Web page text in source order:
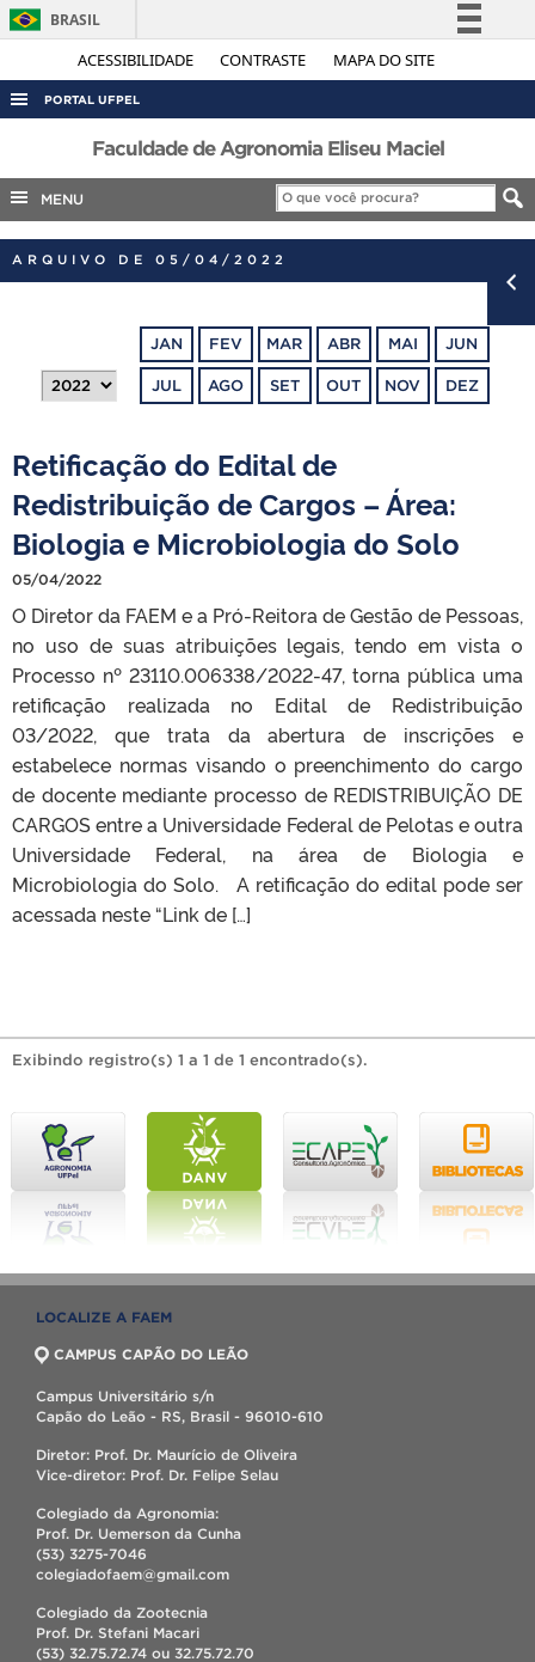
ACESSIBILIDADE CONTRASTE MAPA DO SITE
BRASIL
Simplifique!
Legislação
Canais
PORTAL UFPEL
ACESSO À INFORMAÇÃO
AUDITORIA
COBALTO
CONCURSOS
OUVIDORIA
TELEFONES
Faculdade de Agronomia Eliseu Maciel
MENU
ARQUIVO DE 05/04/2022
JAN FEV MAR ABR MAI JUN
JUL AGO SET OUT NOV DEZ
Retificação do Edital de
Redistribuição de Cargos – Área:
Biologia e Microbiologia do Solo
05/04/2022
O Diretor da FAEM e a Pró-Reitora de Gestão de Pessoas,
no uso de suas atribuições legais, tendo em vista o
Processo nº 23110.006338/2022-47, torna pública uma
retificação realizada no Edital de Redistribuição
03/2022, que trata da abertura de inscrições e
estabelece normas visando o preenchimento do cargo
de docente mediante processo de REDISTRIBUIÇÃO DE
CARGOS entre a Universidade Federal de Pelotas e outra
Universidade Federal, na área de Biologia e
Microbiologia do Solo. A retificação do edital pode ser
acessada neste “Link de […]
Exibindo registro(s) 1 a 1 de 1 encontrado(s).
LOCALIZE A FAEM
CAMPUS CAPÃO DO LEÃO
Campus Universitário s/n
Capão do Leão - RS, Brasil - 96010-610
Diretor: Prof. Dr. Maurício de Oliveira
Vice-diretor: Prof. Dr. Felipe Selau
Colegiado da Agronomia:
Prof. Dr. Uemerson da Cunha
(53) 3275-7046
colegiadofaem@gmail.com
Colegiado da Zootecnia
Prof. Dr. Stefani Macari
(53) 32.75.72.74 ou 32.75.72.70